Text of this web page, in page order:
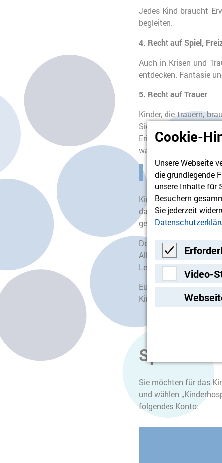
Jedes Kind braucht
begleiten.
4. Recht auf Spiel,
Auch in Krisen und
entdecken. Fantasie
5. Recht auf Trauer
Kinder, die trauern,
Sie sollen erleben,
Erinnern. Und sie
was dazugehört, den
Warum das
Kinderrechte sind
das wir als
gesehen, gehört und
Der Weltkindertag
Alltag, in unser
Lebenslagen
Euch interessiert das
Kindes. Oder
Spenden
Sie möchten für das
und wählen
folgendes Konto:
Cookie-
Unsere Webseite
die grundlegende
unsere Inhalte für
Besuchern
Sie jederzeit
Erforderlich
Video-
Video-